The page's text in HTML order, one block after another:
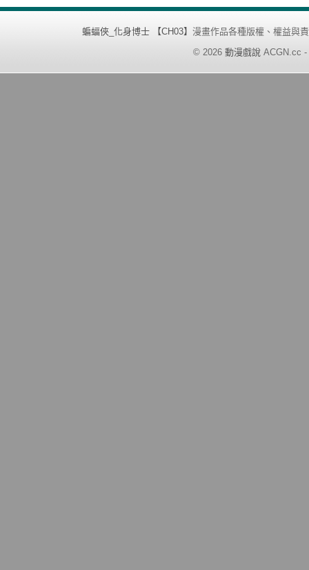
蝙蝠俠_化身博士 【CH03】 漫畫作品各種版權、權益與
© 2026 動漫戲說 ACGN.cc